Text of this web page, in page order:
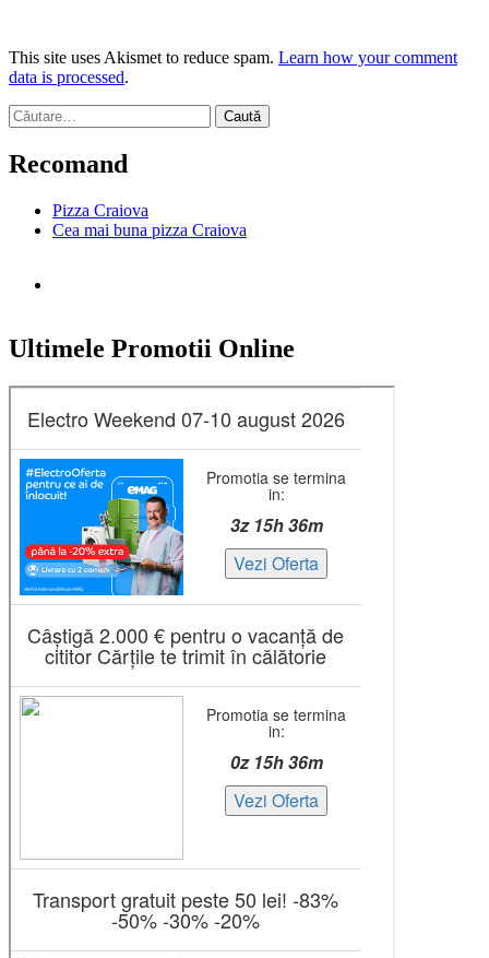
This site uses Akismet to reduce spam. Learn how your comment
data is processed.
Caută
după:
Recomand
Pizza Craiova
Cea mai buna pizza Craiova
Ultimele Promotii Online